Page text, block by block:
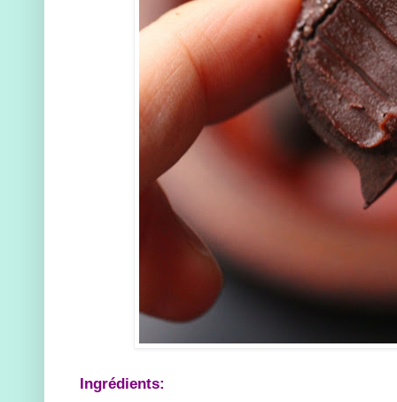
Ingrédients: